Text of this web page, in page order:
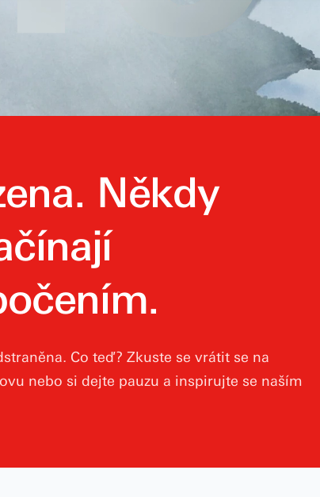
Někdy
Co teď? Zkuste se vrátit se na
nebo si dejte pauzu a inspirujte se naším